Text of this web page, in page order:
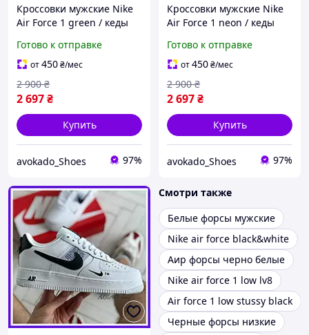
Кроссовки мужские Nike
Air Force 1 green / кеды
Готово к отправке
от450₴/мес
2 697₴
2 900 ₴
Купить
avokado_Shoes 97%
Кроссовки мужские Nike
Air Force 1 neon / кеды
салатовые
Готово к отправке
от450₴/мес
2 697₴
2 900 ₴
Купить
avokado_Shoes 97%
Смотри также
Белые форсы мужские
Nike air force black&white
Аир форсы черно белые
Nike air force 1 low lv8
Air force 1 low stussy black
Черные форсы низкие